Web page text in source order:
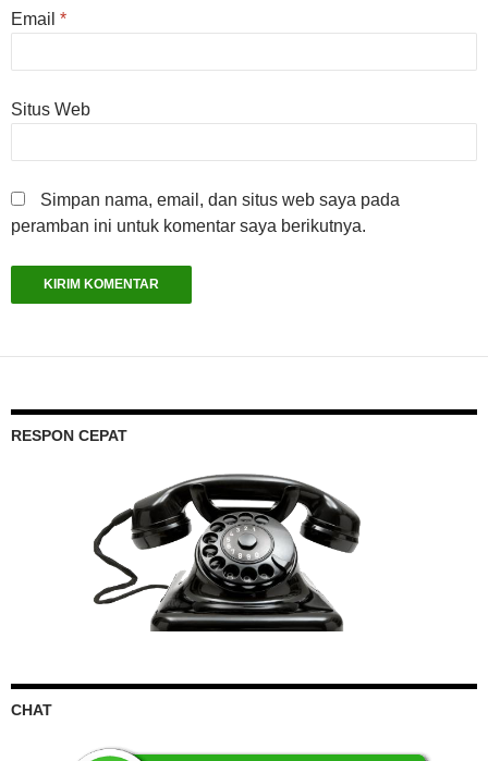
Email *
Situs Web
Simpan nama, email, dan situs web saya pada
peramban ini untuk komentar saya berikutnya.
RESPON CEPAT
CHAT